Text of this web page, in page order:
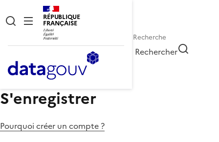
RÉPUBLIQUE
FRANÇAISE
Rechercher
S'enregistrer
Pourquoi créer un compte ?